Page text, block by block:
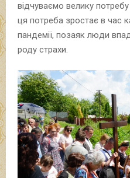
відчуваємо велику
ця потреба зростає в час
пандемії, позаяк люди
роду страхи.